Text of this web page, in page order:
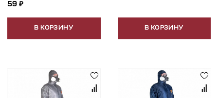
59 ₽
В КОРЗИНУ В КОРЗИНУ